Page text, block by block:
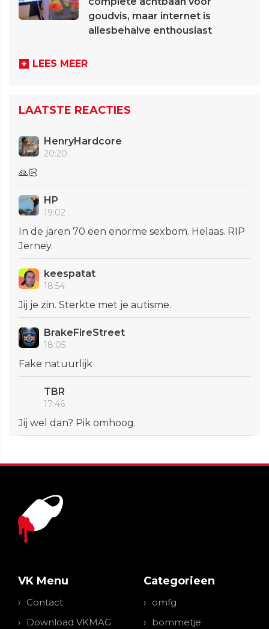
goudvis, maar internet is
allesbehalve enthousiast
LEES MEER
LAATSTE REACTIES
HenryHardcore
20:20
🙏🏻
HP
19:02
In de jaren 70 een enorme sexbom. Helaas. RIP
Jerney.
keespatat
18:54
Jij je zin. Sterkte met je autisme.
BrakeFireStreet
18:05
Fake natuurlijk
TBR
17:46
Jij wel dan? Pik omhoog.
VK Menu
Contact
Download VKMAG
Categorieen
omfg
bommetje